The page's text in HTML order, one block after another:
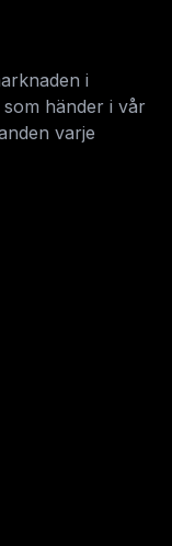
i
som händer i vår
varje